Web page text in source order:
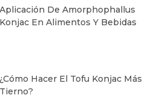
Aplicación De Amorphophallus
Konjac En Alimentos Y Bebidas
¿Cómo Hacer El Tofu Konjac Más
Tierno?